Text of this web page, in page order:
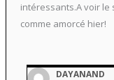
intéressants.A voir le
comme amorcé hier!
DAYANAND